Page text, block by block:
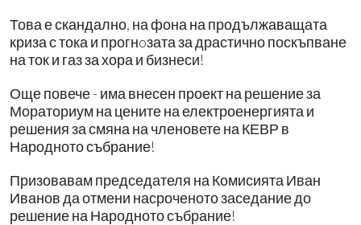
Това е скандално, на фона на продължаващата
криза с тока и прогнoзата за драстично поскъпване
на ток и газ за хора и бизнеси!
Още повече - има внесен проект на решение за
Мораториум на цените на електроенергията и
решения за смяна на членовете на КЕВР в
Народното събрание!
Призовавам председателя на Комисията Иван
Иванов да отмени насроченото заседание до
решение на Народното събрание!